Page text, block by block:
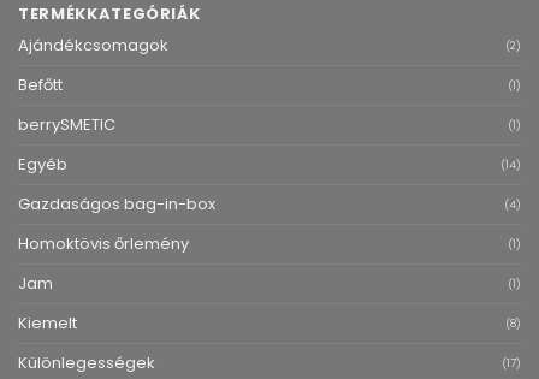
TERMÉKKATEGÓRIÁK
Ajándékcsomagok
(2)
Befőtt (1)
berrySMETIC (1)
Egyéb (14)
Gazdaságos bag-in-box (4)
Homoktövis őrlemény (1)
Jam (1)
Kiemelt (8)
Különlegességek (17)